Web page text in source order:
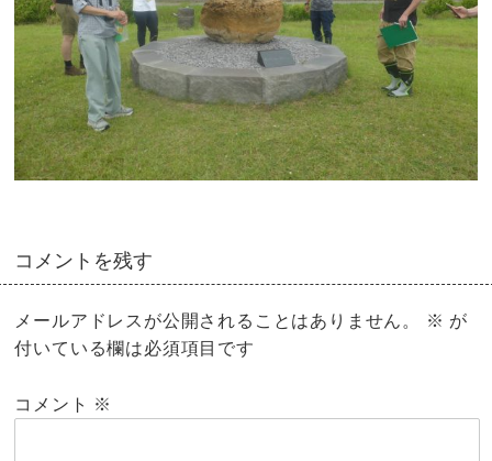
コメントを残す
メールアドレスが公開されることはありません。 ※ が
付いている欄は必須項目です
コメント ※